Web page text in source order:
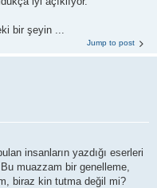
bir şeyin ...
Jump to post
insanların yazdığı eserleri
muazzam bir genelleme,
biraz kin tutma değil mi?